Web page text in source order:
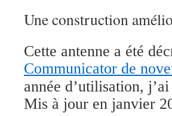
Une construction
Cette antenne a été
Communicator de
année d’utilisation,
Mis à jour en janvier